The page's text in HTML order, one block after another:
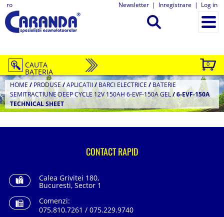
ro Newsletter | Inregistrare | Log in
0
CAUTA
BATERIA
HOME / PRODUSE/APLICATII/BARCI ELECTRICE / BATERIE
SEMITRACTIUNE DEEP CYCLE 12V 150AH 6-EVF-150A GEL/6-EVF-150A
TECHNICAL SHEET
CONTACT RAPID
Calea Grivitei 180,
Bucuresti, Sector 1
Comenzi:
075.810.7261 / 075.229.9740